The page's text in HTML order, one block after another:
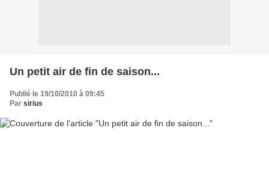
Un petit air de fin de saison...
Publié le 19/10/2010 à 09:45
Par sirius